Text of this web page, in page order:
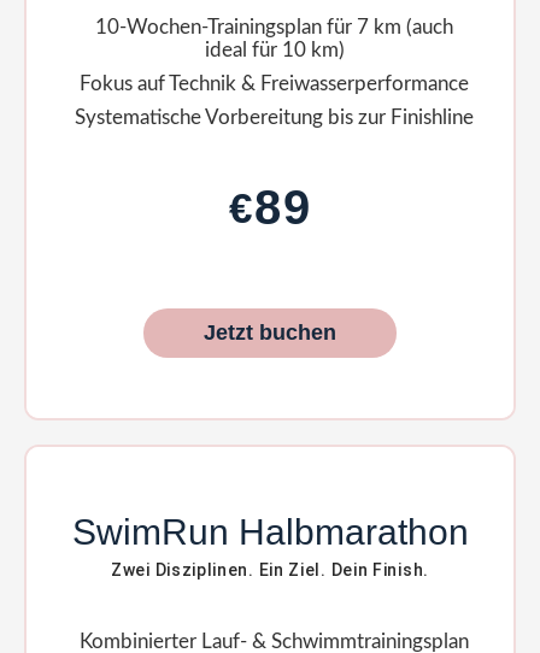
10-Wochen-Trainingsplan für 7 km (auch
ideal für 10 km)
Fokus auf Technik & Freiwasser­performance
Systematische Vorbereitung bis zur Finishline
€89
Jetzt buchen
SwimRun Halb­marathon
Zwei Disziplinen. Ein Ziel. Dein Finish.
Kombinierter Lauf- & Schwimm­trainingsplan